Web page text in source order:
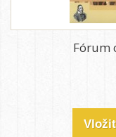
Fórum